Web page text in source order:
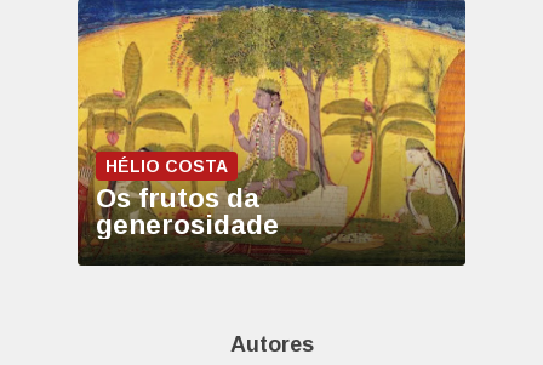
HÉLIO COSTA
Os frutos da
generosidade
Autores